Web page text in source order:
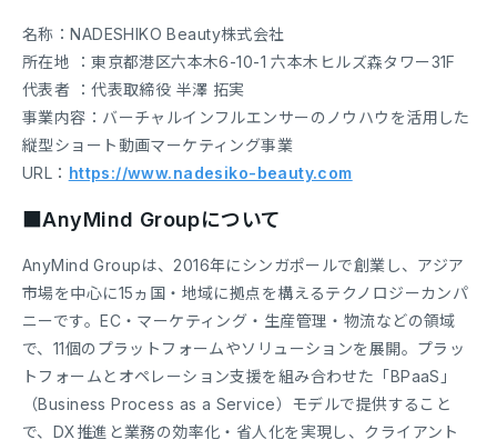
名称：NADESHIKO Beauty株式会社
所在地 ：東京都港区六本木6-10-1 六本木ヒルズ森タワー31F
代表者 ：代表取締役 半澤 拓実
事業内容：バーチャルインフルエンサーのノウハウを活用した
縦型ショート動画マーケティング事業
URL： https://www.nadesiko-beauty.com
■AnyMind Groupについて
AnyMind Groupは、2016年にシンガポールで創業し、アジア
市場を中心に15ヵ国・地域に拠点を構えるテクノロジーカンパ
ニーです。EC・マーケティング・生産管理・物流などの領域
で、11個のプラットフォームやソリューションを展開。プラッ
トフォームとオペレーション支援を組み合わせた「BPaaS」
（Business Process as a Service）モデルで提供すること
で、DX推進と業務の効率化・省人化を実現し、クライアント